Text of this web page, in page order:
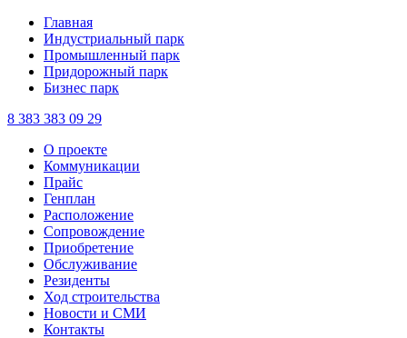
Главная
Индустриальный парк
Промышленный парк
Придорожный парк
Бизнес парк
8 383 383 09 29
О проекте
Коммуникации
Прайс
Генплан
Расположение
Сопровождение
Приобретение
Обслуживание
Резиденты
Ход строительства
Новости и СМИ
Контакты